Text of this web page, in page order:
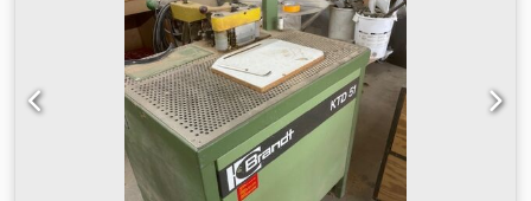
Rundaggregat med 2 motorer, manuelt justerbart
Radiusskraber R2, pneumatisk frakoblingsbar Fladeskraber
Polerbørster Betjeningspanel Power Control PC20+
Arbejdsborde, servomotorisk justerbare Materialehøjde: 8
– 50 mm Kantmaterialetykkelse: 0,4 – 8,0 mm
Fremføringshastighed: 11 m/min Samlet længde inkl.
fremføringsbord: 5.860 mm Samlet vægt: 2.660 kg Crodpfx
Aeq A N Nushhef Meget god stand, fuldt funktionsdygtig!